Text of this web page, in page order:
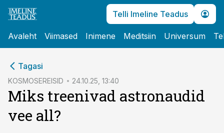
Telli Imeline Teadus
Avaleht Viimased Inimene Meditsiin Universum
Tagasi
KOSMOSEREISID 24.10.25, 13:40
Miks treenivad astronaudid
vee all?